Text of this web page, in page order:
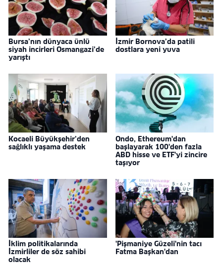
Bursa’nın dünyaca ünlü
siyah incirleri Osmangazi’de
yarıştı
İzmir Bornova’da patili
dostlara yeni yuva
Kocaeli Büyükşehir’den
sağlıklı yaşama destek
Ondo, Ethereum'dan
başlayarak 100'den fazla
ABD hisse ve ETF'yi zincire
taşıyor
İklim politikalarında
İzmirliler de söz sahibi
olacak
'Pişmaniye Güzeli'nin tacı
Fatma Başkan'dan